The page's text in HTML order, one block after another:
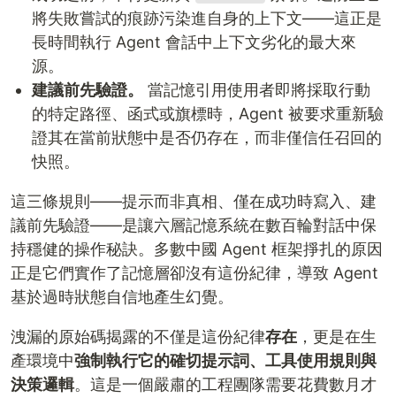
將失敗嘗試的痕跡污染進自身的上下文——這正是
長時間執行 Agent 會話中上下文劣化的最大來
源。
建議前先驗證。
當記憶引用使用者即將採取行動
的特定路徑、函式或旗標時，Agent 被要求重新驗
證其在當前狀態中是否仍存在，而非僅信任召回的
快照。
這三條規則——提示而非真相、僅在成功時寫入、建
議前先驗證——是讓六層記憶系統在數百輪對話中保
持穩健的操作秘訣。多數中國 Agent 框架掙扎的原因
正是它們實作了記憶層卻沒有這份紀律，導致 Agent
基於過時狀態自信地產生幻覺。
洩漏的原始碼揭露的不僅是這份紀律存在 ，更是在生
產環境中強制執行它的確切提示詞、工具使用規則與
決策邏輯。這是一個嚴肅的工程團隊需要花費數月才